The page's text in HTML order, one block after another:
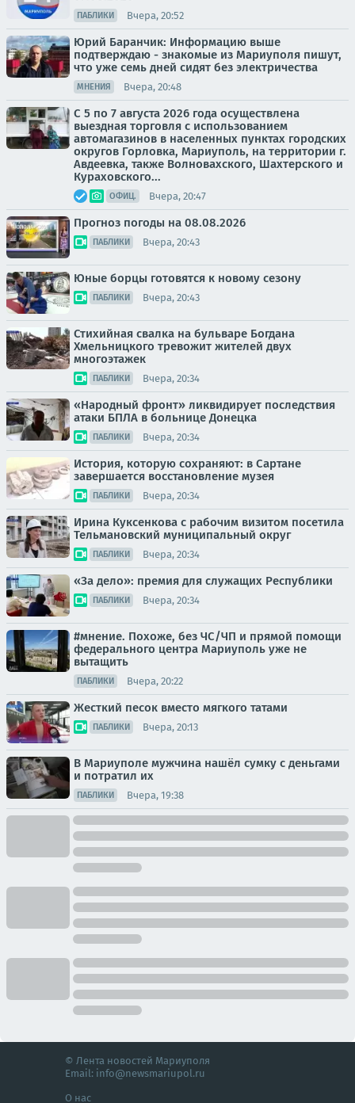
ПАБЛИКИ Вчера, 20:52
Юрий Баранчик: Информацию выше
подтверждаю - знакомые из Мариуполя пишут,
что уже семь дней сидят без электричества
МНЕНИЯ Вчера, 20:48
С 5 по 7 августа 2026 года осуществлена
выездная торговля с использованием
автомагазинов в населенных пунктах городских
округов Горловка, Мариуполь, на территории г.
Авдеевка, также Волновахского, Шахтерского и
Кураховского...
ОФИЦ. Вчера, 20:47
Прогноз погоды на 08.08.2026
ПАБЛИКИ Вчера, 20:43
Юные борцы готовятся к новому сезону
ПАБЛИКИ Вчера, 20:43
Стихийная свалка на бульваре Богдана
Хмельницкого тревожит жителей двух
многоэтажек
ПАБЛИКИ Вчера, 20:34
«Народный фронт» ликвидирует последствия
атаки БПЛА в больнице Донецка
ПАБЛИКИ Вчера, 20:34
История, которую сохраняют: в Сартане
завершается восстановление музея
ПАБЛИКИ Вчера, 20:34
Ирина Куксенкова с рабочим визитом посетила
Тельмановский муниципальный округ
ПАБЛИКИ Вчера, 20:34
«За дело»: премия для служащих Республики
ПАБЛИКИ Вчера, 20:34
#мнение. Похоже, без ЧС/ЧП и прямой помощи
федерального центра Мариуполь уже не
вытащить
ПАБЛИКИ Вчера, 20:22
Жесткий песок вместо мягкого татами
ПАБЛИКИ Вчера, 20:13
В Мариуполе мужчина нашёл сумку с деньгами
и потратил их
ПАБЛИКИ Вчера, 19:38
© Лента новостей Мариуполя
Email: info@newsmariupol.ru
О нас